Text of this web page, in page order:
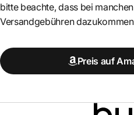
bitte beachte, dass bei
Versandgebühren
Preis auf